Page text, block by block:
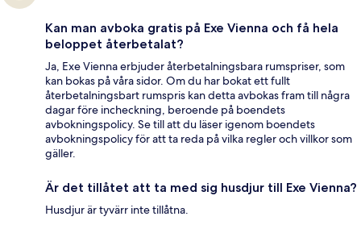
Kan man avboka gratis på Exe Vienna och få hela
beloppet återbetalat?
Ja, Exe Vienna erbjuder återbetalningsbara rumspriser, som
kan bokas på våra sidor. Om du har bokat ett fullt
återbetalningsbart rumspris kan detta avbokas fram till några
dagar före incheckning, beroende på boendets
avbokningspolicy. Se till att du läser igenom boendets
avbokningspolicy för att ta reda på vilka regler och villkor som
gäller.
Är det tillåtet att ta med sig husdjur till Exe Vienna?
Husdjur är tyvärr inte tillåtna.